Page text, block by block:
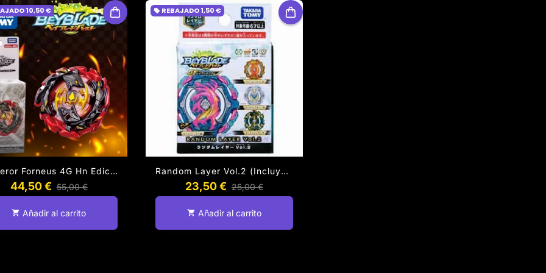
10,50 €
Emperor Forneus 4G Hn Edición Limitada [BeyBlade Original]
44,50 € 55,00 €
shopping_cart Añadir al carrito
local_offer REBAJADO1,50 €
Random Layer Vol.2 (Incluye 1 BeyBlade(Solo Parte Superior) Totalmente Aleatorio De Los De La Portada) [BeyBlade Original]
23,50 € 25,00 €
shopping_cart Añadir al carrito